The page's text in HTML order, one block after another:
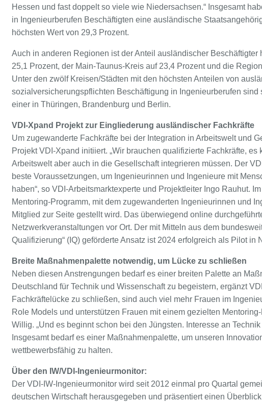
Hessen und fast doppelt so viele wie Niedersachsen.“ Insgesamt
in Ingenieurberufen Beschäftigten eine ausländische
höchsten Wert von 29,3 Prozent.
Auch in anderen Regionen ist der Anteil ausländischer
25,1 Prozent, der Main-Taunus-Kreis auf 23,4 Prozent und die
Unter den zwölf Kreisen/Städten mit den höchsten Anteilen von
sozialversicherungspflichten Beschäftigung in Ingenieurberufen
einer in Thüringen, Brandenburg und Berlin.
VDI-Xpand Projekt zur Eingliederung ausländischer Fachkräfte
Um zugewanderte Fachkräfte bei der Integration in Arbeitswelt und
Projekt VDI-Xpand initiiert. „Wir brauchen qualifizierte Fachkräfte,
Arbeitswelt aber auch in die Gesellschaft integrieren müssen. Der
beste Voraussetzungen, um Ingenieurinnen und Ingenieure mit
haben“, so VDI-Arbeitsmarktexperte und Projektleiter Ingo Rauhut.
Mentoring-Programm, mit dem zugewanderten Ingenieurinnen und
Mitglied zur Seite gestellt wird. Das überwiegend online
Netzwerkveranstaltungen vor Ort. Der mit Mitteln aus dem
Qualifizierung“ (IQ) geförderte Ansatz ist 2024 erfolgreich als Pilot in
Breite Maßnahmenpalette notwendig, um Lücke zu schließen
Neben diesen Anstrengungen bedarf es einer breiten Palette an
Deutschland für Technik und Wissenschaft zu begeistern, ergänzt
Fachkräftelücke zu schließen, sind auch viel mehr Frauen im
Role Models und unterstützen Frauen mit einem gezielten
Willig. „Und es beginnt schon bei den Jüngsten. Interesse an
Insgesamt bedarf es einer Maßnahmenpalette, um unseren
wettbewerbsfähig zu halten.
Über den IW/VDI-Ingenieurmonitor:
Der VDI-IW-Ingenieurmonitor wird seit 2012 einmal pro Quartal
deutschen Wirtschaft herausgegeben und präsentiert einen